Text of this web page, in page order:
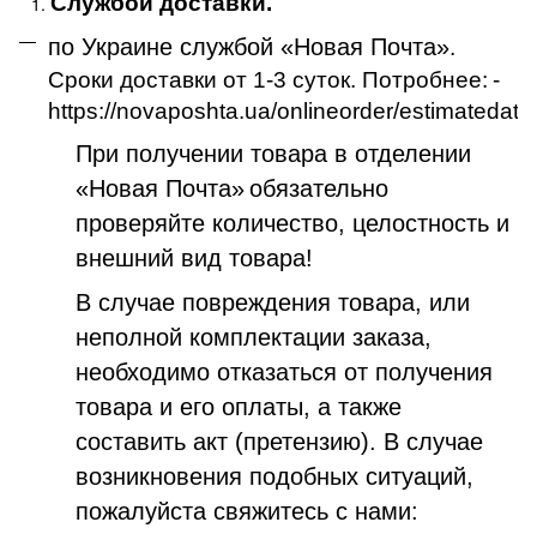
по Украине службой «Новая Почта».
Сроки доставки от 1-3 суток. Потробнее: -
https://novaposhta.ua/onlineorder/estimatedate
При получении товара в отделении
«Новая Почта»обязательно
проверяйте количество, целостность и
внешний вид товара!
В случае повреждения товара, или
неполной комплектации заказа,
необходимо отказаться от получения
товара и его оплаты, а также
составить акт (претензию). В случае
возникновения подобных ситуаций,
пожалуйста свяжитесь с нами: